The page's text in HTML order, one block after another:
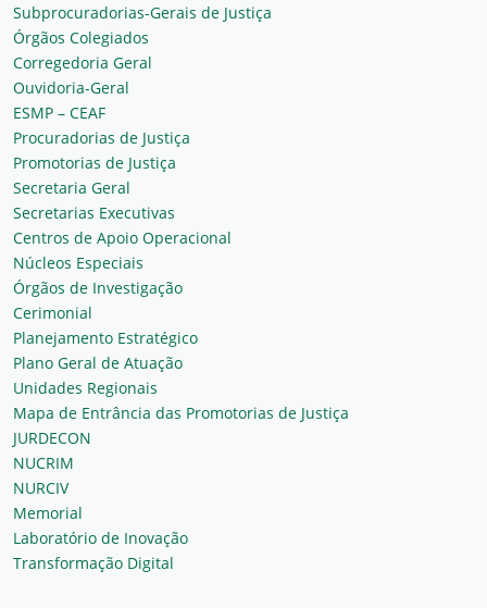
Subprocuradorias-Gerais de Justiça
Órgãos Colegiados
Corregedoria Geral
Ouvidoria-Geral
ESMP – CEAF
Procuradorias de Justiça
Promotorias de Justiça
Secretaria Geral
Secretarias Executivas
Centros de Apoio Operacional
Núcleos Especiais
Órgãos de Investigação
Cerimonial
Planejamento Estratégico
Plano Geral de Atuação
Unidades Regionais
Mapa de Entrância das Promotorias de Justiça
JURDECON
NUCRIM
NURCIV
Memorial
Laboratório de Inovação
Transformação Digital